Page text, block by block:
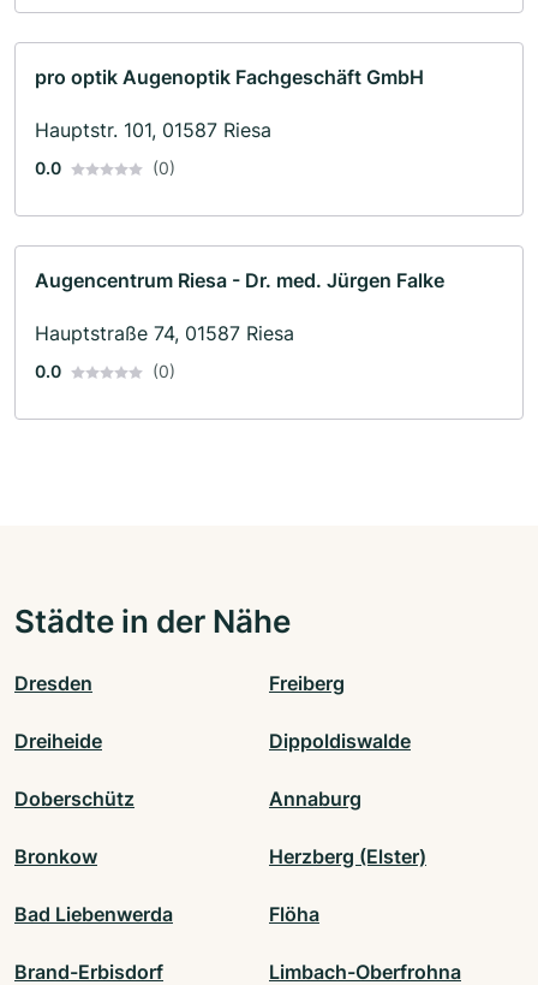
pro optik Augenoptik Fachgeschäft GmbH
Hauptstr. 101, 01587 Riesa
0.0 (0)
Augencentrum Riesa - Dr. med. Jürgen Falke
Hauptstraße 74, 01587 Riesa
0.0 (0)
Städte in der Nähe
Dresden Freiberg
Dreiheide Dippoldiswalde
Doberschütz Annaburg
Bronkow Herzberg (Elster)
Bad Liebenwerda Flöha
Brand-Erbisdorf Limbach-Oberfrohna